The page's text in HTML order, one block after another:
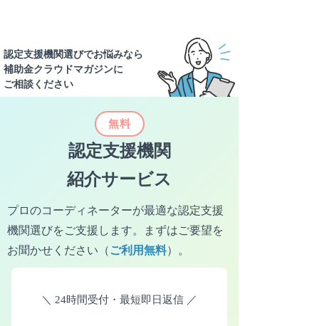
新潟県 富山県 石川県
福井県 長野県
静岡県
三重県
東海
認定支援機関選びでお悩みなら
補助金クラウドマガジンに
ご相談ください
無料
認定支援機関
紹介サービス
プロのコーディネーターが最適な認定支援
機関選びをご支援します。
まずはご要望を
お聞かせください（ ご利用無料）。
＼ 24時間受付・最短即日返信 ／